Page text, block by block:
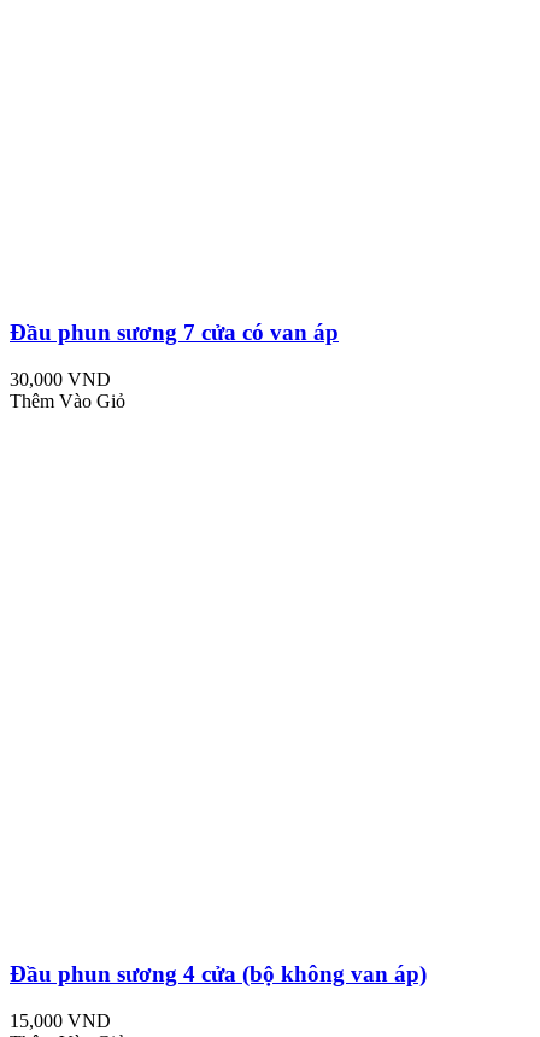
Đầu phun sương 7 cửa có van áp
30,000 VND
Thêm Vào Giỏ
Đầu phun sương 4 cửa (bộ không van áp)
15,000 VND